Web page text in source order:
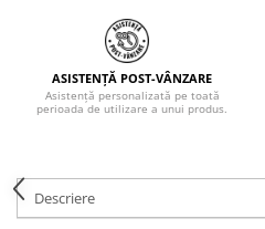
ASISTENȚĂ POST-VÂNZARE
Asistență personalizată pe toată
perioada de utilizare a unui produs.
Descriere